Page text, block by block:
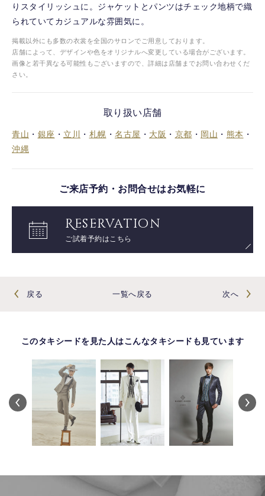
りスタイリッシュに。ジャケットとパンツはチェック地柄で織
られていてカジュアルな雰囲気に。
掲載以外にも多数の衣裳を全国のサロンでご用意しております。
店舗によって、デザインや色をオリジナルへ変更している場合がございます。
画像と若干異なる可能性もございますので、詳細は店舗までお問い合わせくだ
さい。
取り扱い店舗
青山 ・ 銀座 ・ 立川 ・ 札幌 ・ 名古屋 ・ 大阪 ・ 京都 ・ 岡山 ・ 熊本 ・
沖縄
ご来店予約・お問合せはお気軽に
Reservation
ご試着予約はこちら
一覧へ戻る
戻る 次へ
このタキシードを見た人はこんなタキシードも見ています